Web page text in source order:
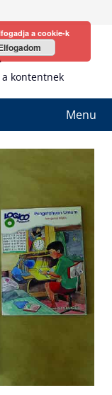
kontentnek
Menu
a cookie-k